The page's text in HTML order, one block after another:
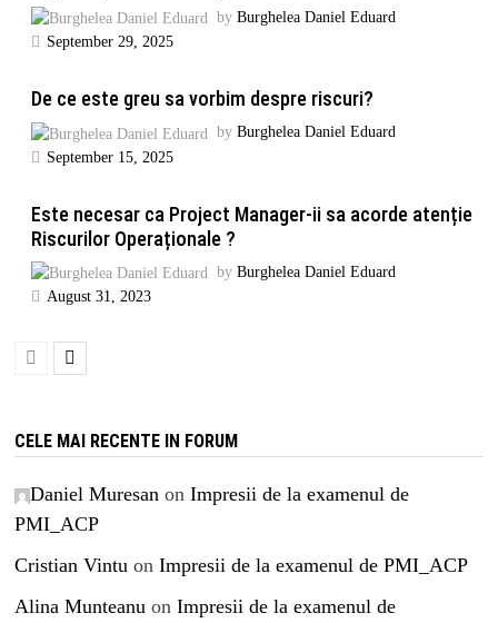
by Burghelea Daniel Eduard
September 29, 2025
De ce este greu sa vorbim despre riscuri?
by Burghelea Daniel Eduard
September 15, 2025
Este necesar ca Project Manager-ii sa acorde atenție
Riscurilor Operaționale ?
by Burghelea Daniel Eduard
August 31, 2023
CELE MAI RECENTE IN FORUM
Daniel Muresan on Impresii de la examenul de
PMI_ACP
Cristian Vintu on Impresii de la examenul de PMI_ACP
Alina Munteanu on Impresii de la examenul de